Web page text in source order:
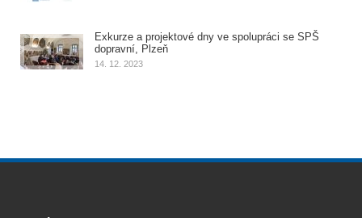
Exkurze a projektové dny ve spolupráci se SPŠ
dopravní, Plzeň
14. 12. 2023